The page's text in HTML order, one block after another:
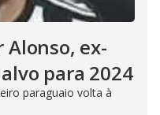
Alonso, ex-
para 2024
paraguaio volta à